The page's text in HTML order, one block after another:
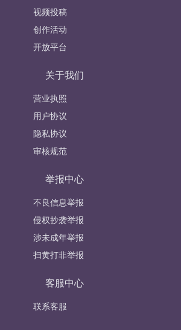
视频投稿
创作活动
开放平台
关于我们
营业执照
用户协议
隐私协议
审核规范
举报中心
不良信息举报
侵权抄袭举报
涉未成年举报
扫黄打非举报
客服中心
联系客服